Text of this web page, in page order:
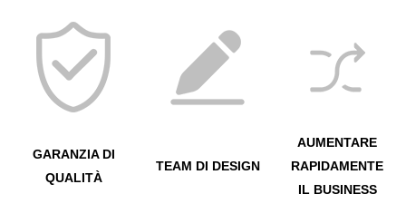
GARANZIA DI
QUALITÀ
TEAM DI DESIGN
AUMENTARE
RAPIDAMENTE
IL BUSINESS